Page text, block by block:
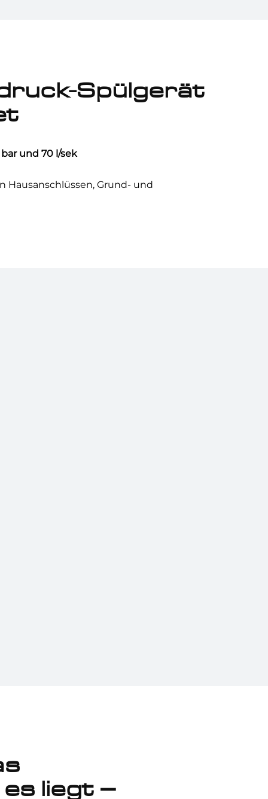
Spülgerät
und 70 l/sek
Hausanschlüssen, Grund- und
liegt –